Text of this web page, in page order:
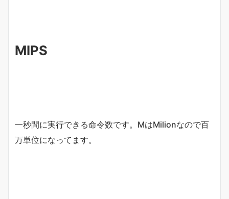
MIPS
一秒間に実行できる命令数です。MはMilionなので百
万単位になってます。